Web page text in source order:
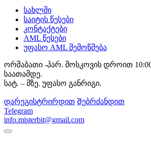
სახლში
საიტის წესები
კონტაქტები
AML წესები
უფასო AML შემოწმება
ორშაბათი -პარ. მოსკოვის დროით
საათამდე.
სატ. – მზე. უფასო განრიგი.
დარეგისტრირდით Შებრძანდით
Telegram
info.misterbit@gmail.com